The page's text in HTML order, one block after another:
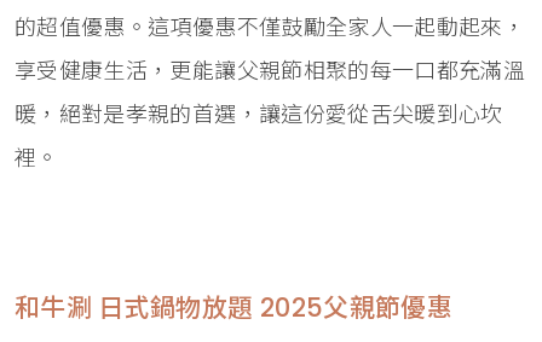
的超值優惠。這項優惠不僅鼓勵全家人一起動起來，
享受健康生活，更能讓父親節相聚的每一口都充滿溫
暖，絕對是孝親的首選，讓這份愛從舌尖暖到心坎
裡。
和牛涮 日式鍋物放題 2025父親節優惠